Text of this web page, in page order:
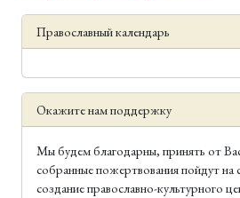
Православный календарь
Окажите нам поддержку
Мы будем благодарны, принять от
собранные пожертвования пойдут
создание православно-культурного